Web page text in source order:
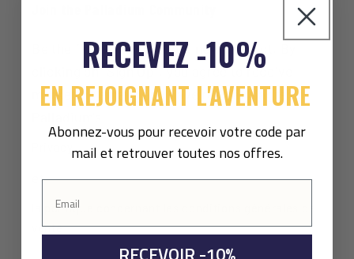
Be the first to know about new product. By
clicking on “Sign Up”, you agree to receive
marketing emails and have read and agree to
et
la politique concernant les conditions générales de
vente
RECEVEZ -10%
EN REJOIGNANT L'AVENTURE
Abonnez-vous pour recevoir votre code par
mail et retrouver toutes nos offres.